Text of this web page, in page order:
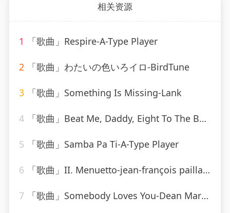
相关资源
1 「歌曲」Respire-A-Type Player
2 「歌曲」わたいの色いろイロ-BirdTune
3 「歌曲」Something Is Missing-Lank
4 「歌曲」Beat Me, Daddy, Eight To The Bar-Ella Fitzgerald
5 「歌曲」Samba Pa Ti-A-Type Player
6 「歌曲」II. Menuetto-jean-françois paillard
7 「歌曲」Somebody Loves You-Dean Martin